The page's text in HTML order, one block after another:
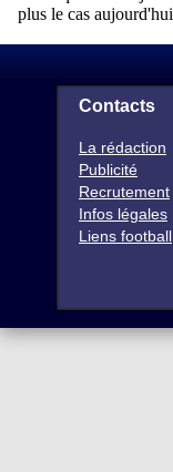
Contacts
La rédaction
Publicité
Recrutement
Infos légales
Liens football